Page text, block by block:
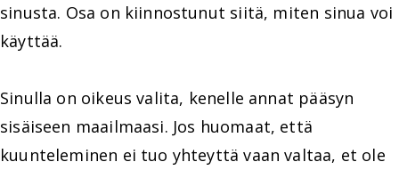
sinusta. Osa on kiinnostunut siitä, miten sinua voi
käyttää.
Sinulla on oikeus valita, kenelle annat pääsyn
sisäiseen maailmaasi. Jos huomaat, että
kuunteleminen ei tuo yhteyttä vaan valtaa, et ole